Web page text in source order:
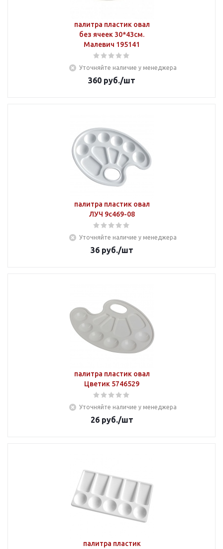
палитра пластик овал
без ячеек 30*43см.
Малевич 195141
Уточняйте наличие у менеджера
360 руб./шт
палитра пластик овал
ЛУЧ 9с469-08
Уточняйте наличие у менеджера
36руб./шт
палитра пластик овал
Цветик 5746529
Уточняйте наличие у менеджера
26руб./шт
палитра пластик